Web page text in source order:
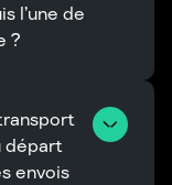
l’une de
?
départ
envois